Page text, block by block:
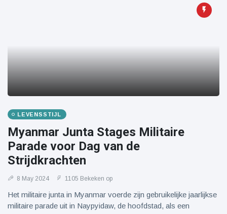
LEVENSSTIJL
Myanmar Junta Stages Militaire
Parade voor Dag van de
Strijdkrachten
8 May 2024 1105 Bekeken op
Het militaire junta in Myanmar voerde zijn gebruikelijke jaarlijkse
militaire parade uit in Naypyidaw, de hoofdstad, als een